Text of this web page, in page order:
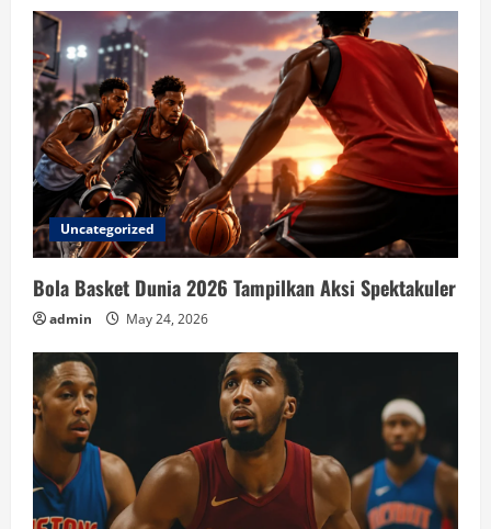
Uncategorized
Bola Basket Dunia 2026 Tampilkan Aksi Spektakuler
admin May 24, 2026